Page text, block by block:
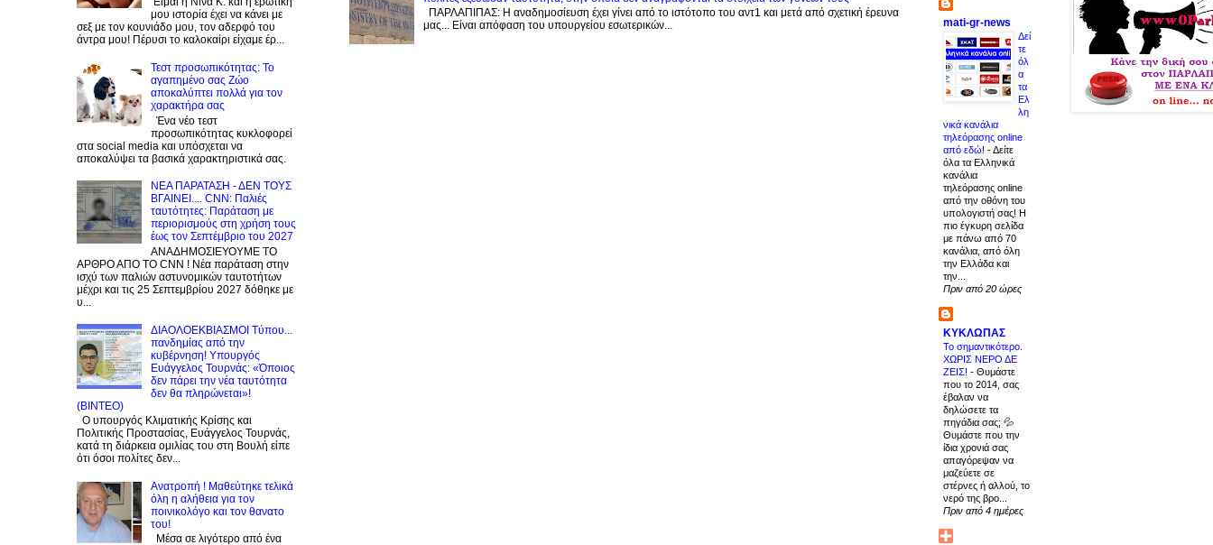
ΠΑΡΛΑΠΙΠΑΣ: Η αναδημοσίευση έχει γίνει από το ιστότοπο του αντ1 και μετά από σχετική έρευνα
μας... Είναι απόφαση του υπουργείου εσωτερικών...
μου ιστορία έχει να κάνει με
σεξ με τον κουνιάδο μου, τον αδερφό του
άντρα μου! Πέρυσι το καλοκαίρι είχαμε έρ...
Τεστ προσωπικότητας: Το
αγαπημένο σας Zώο
αποκαλύπτει πολλά για τον
χαρακτήρα σας
Ένα νέο τεστ
προσωπικότητας κυκλοφορεί
στα social media και υπόσχεται να
αποκαλύψει τα βασικά χαρακτηριστικά σας.
NEA ΠΑΡΑΤΑΣΗ - ΔΕΝ ΤΟΥΣ
ΒΓΑΙΝΕΙ.... CNN: Παλιές
ταυτότητες: Παράταση με
περιορισμούς στη χρήση τους
έως τον Σεπτέμβριο του 2027
ΑΝΑΔΗΜΟΣΙΕΥΟΥΜΕ ΤΟ
ΑΡΘΡΟ ΑΠΟ ΤΟ CNN ! Νέα παράταση στην
ισχύ των παλιών αστυνομικών ταυτοτήτων
μέχρι και τις 25 Σεπτεμβρίου 2027 δόθηκε με
υ...
ΔΙΑΟΛΟΕΚΒΙΑΣΜΟΙ Tύπου...
πανδημίας από την
κυβέρνηση! Υπουργός
Ευάγγελος Τουρνάς: «Όποιος
δεν πάρει την νέα ταυτότητα
δεν θα πληρώνεται»!
(BINTEO)
Ο υπουργός Κλιματικής Κρίσης και
Πολιτικής Προστασίας, Ευάγγελος Τουρνάς,
κατά τη διάρκεια ομιλίας του στη Βουλή είπε
ότι όσοι πολίτες δεν...
Ανατροπή ! Mαθεύτηκε τελικά
όλη η αλήθεια για τον
ποινικολόγο και τον θανατο
του!
Μέσα σε λιγότερο από ένα
mati-gr-news
Δεί
τε
όλ
α
τα
Ελ
λη
νικά κανάλια
τηλεόρασης online
από εδώ! -Δείτε
όλα τα Ελληνικά
κανάλια
τηλεόρασης online
από την οθόνη του
υπολογιστή σας! Η
πιο έγκυρη σελίδα
με πάνω από 70
κανάλια, από όλη
την Ελλάδα και
την...
Πριν από 20 ώρες
ΚΥΚΛΩΠΑΣ
Το σημαντικότερο.
ΧΩΡΙΣ ΝΕΡΟ ΔΕ
ΖΕΙΣ! - Θυμάστε
που το 2014, σας
έβαλαν να
δηλώσετε τα
πηγάδια σας; 💦
Θυμάστε που την
ίδια χρονιά σας
απαγόρεψαν να
μαζεύετε σε
στέρνες ή αλλού, το
νερό της βρο...
Πριν από 4 ημέρες